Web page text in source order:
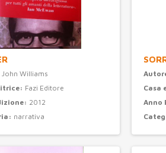
John Williams
Fazi Editore
2012
narrativa
Casa
Anno